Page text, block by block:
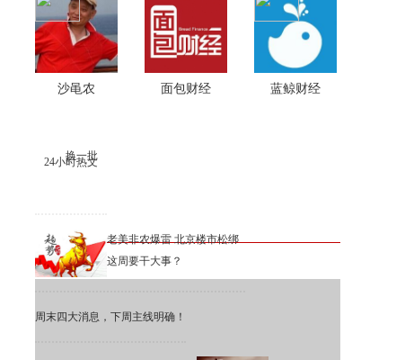
沙黾农 面包财经 蓝鲸财经
24小时热文
换一批
老美非农爆雷 北京楼市松绑
这周要干大事？
周末四大消息，下周主线明确！